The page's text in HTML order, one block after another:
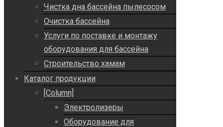
Чистка дна бассейна пылесосом
Очистка бассейна
Услуги по поставке и монтажу
оборудования для бассейна
Строительство хамам
Каталог продукции
[Column]
Электролизеры
Оборудование для